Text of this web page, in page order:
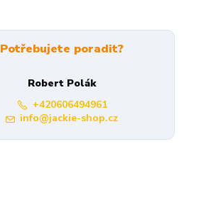
Potřebujete poradit?
Robert Polák
+420606494961
info@jackie-shop.cz